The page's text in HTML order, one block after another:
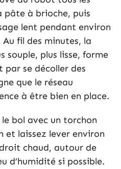
pâte à brioche, puis
lent pendant environ
Au fil des minutes, la
souple, plus lisse, forme
par se décoller des
que le réseau
à être bien en place.
bol avec un torchon
et laissez lever environ
chaud, autour de
d’humidité si possible.